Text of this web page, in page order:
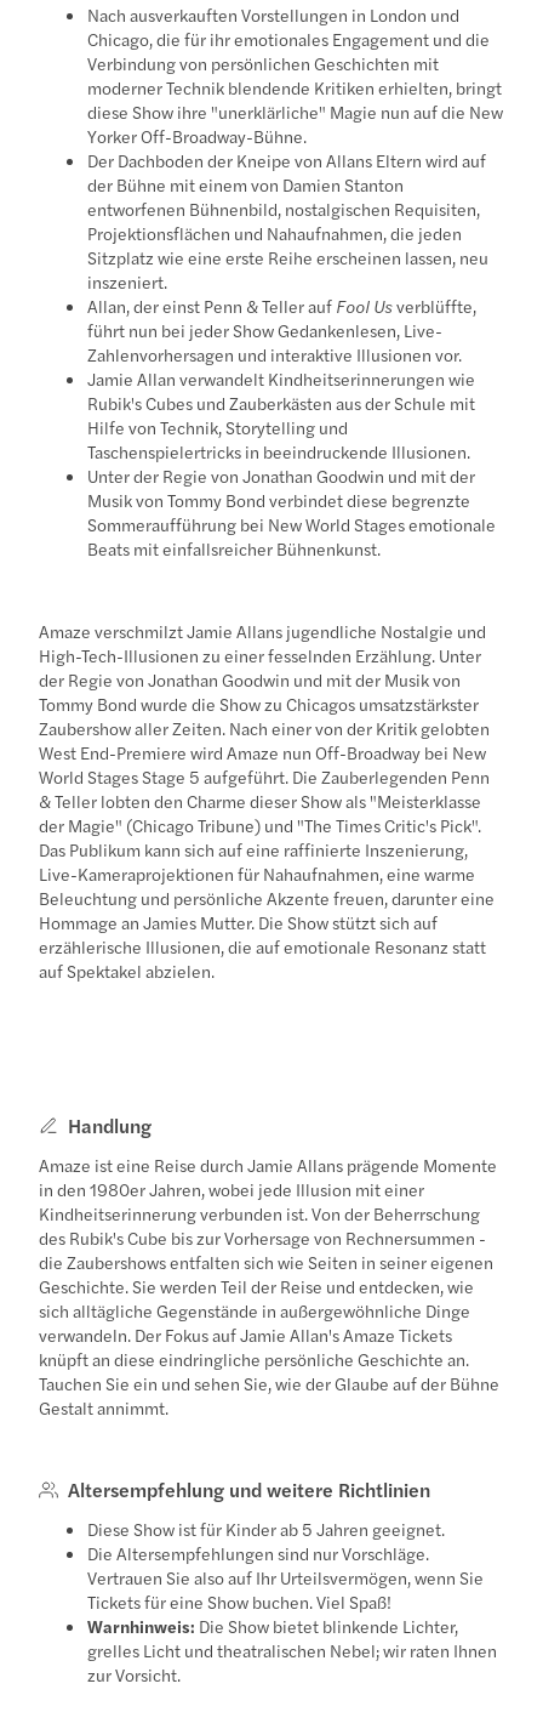
Nach ausverkauften Vorstellungen in London und
Chicago, die für ihr emotionales Engagement und die
Verbindung von persönlichen Geschichten mit
moderner Technik blendende Kritiken erhielten, bringt
diese Show ihre "unerklärliche" Magie nun auf die New
Yorker Off-Broadway-Bühne.
Der Dachboden der Kneipe von Allans Eltern wird auf
der Bühne mit einem von Damien Stanton
entworfenen Bühnenbild, nostalgischen Requisiten,
Projektionsflächen und Nahaufnahmen, die jeden
Sitzplatz wie eine erste Reihe erscheinen lassen, neu
inszeniert.
Allan, der einst Penn & Teller auf Fool Usverblüffte,
führt nun bei jeder Show Gedankenlesen, Live-
Zahlenvorhersagen und interaktive Illusionen vor.
Jamie Allan verwandelt Kindheitserinnerungen wie
Rubik's Cubes und Zauberkästen aus der Schule mit
Hilfe von Technik, Storytelling und
Taschenspielertricks in beeindruckende Illusionen.
Unter der Regie von Jonathan Goodwin und mit der
Musik von Tommy Bond verbindet diese begrenzte
Sommeraufführung bei New World Stages emotionale
Beats mit einfallsreicher Bühnenkunst.
Amaze verschmilzt Jamie Allans jugendliche Nostalgie und
High-Tech-Illusionen zu einer fesselnden Erzählung. Unter
der Regie von Jonathan Goodwin und mit der Musik von
Tommy Bond wurde die Show zu Chicagos umsatzstärkster
Zaubershow aller Zeiten. Nach einer von der Kritik gelobten
West End-Premiere wird Amaze nun Off-Broadway bei New
World Stages Stage 5 aufgeführt. Die Zauberlegenden Penn
& Teller lobten den Charme dieser Show als "Meisterklasse
der Magie" (Chicago Tribune) und "The Times Critic's Pick".
Das Publikum kann sich auf eine raffinierte Inszenierung,
Live-Kameraprojektionen für Nahaufnahmen, eine warme
Beleuchtung und persönliche Akzente freuen, darunter eine
Hommage an Jamies Mutter. Die Show stützt sich auf
erzählerische Illusionen, die auf emotionale Resonanz statt
auf Spektakel abzielen.
Handlung
Amaze ist eine Reise durch Jamie Allans prägende Momente
in den 1980er Jahren, wobei jede Illusion mit einer
Kindheitserinnerung verbunden ist. Von der Beherrschung
des Rubik's Cube bis zur Vorhersage von Rechnersummen -
die Zaubershows entfalten sich wie Seiten in seiner eigenen
Geschichte. Sie werden Teil der Reise und entdecken, wie
sich alltägliche Gegenstände in außergewöhnliche Dinge
verwandeln. Der Fokus auf Jamie Allan's Amaze Tickets
knüpft an diese eindringliche persönliche Geschichte an.
Tauchen Sie ein und sehen Sie, wie der Glaube auf der Bühne
Gestalt annimmt.
Altersempfehlung und weitere Richtlinien
Diese Show ist für Kinder ab 5 Jahren geeignet.
Die Altersempfehlungen sind nur Vorschläge.
Vertrauen Sie also auf Ihr Urteilsvermögen, wenn Sie
Tickets für eine Show buchen. Viel Spaß!
Warnhinweis: Die Show bietet blinkende Lichter,
grelles Licht und theatralischen Nebel; wir raten Ihnen
zur Vorsicht.